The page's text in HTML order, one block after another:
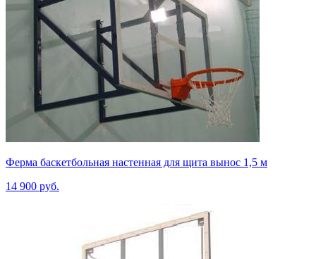
Ферма баскетбольная настенная для щита вынос 1,5 м
14 900 руб.